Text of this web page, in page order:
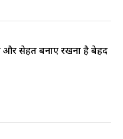
और सेहत बनाए रखना है बेहद